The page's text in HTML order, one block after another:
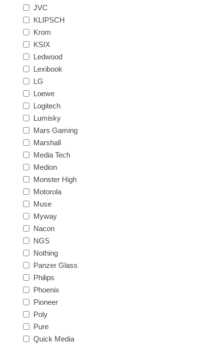
JVC
KLIPSCH
Krom
KSIX
Ledwood
Lexibook
LG
Loewe
Logitech
Lumisky
Mars Gaming
Marshall
Media Tech
Medion
Monster High
Motorola
Muse
Myway
Nacon
NGS
Nothing
Panzer Glass
Philips
Phoenix
Pioneer
Poly
Pure
Quick Media